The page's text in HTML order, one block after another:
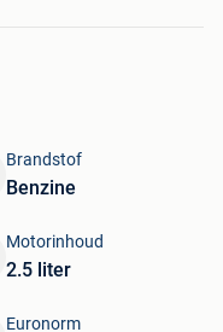
Brandstof
Benzine
Motorinhoud
2.5 liter
Euronorm